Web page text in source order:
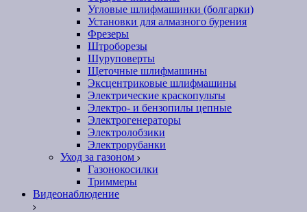
Угловые шлифмашинки (болгарки)
Установки для алмазного бурения
Фрезеры
Штроборезы
Шуруповерты
Щеточные шлифмашины
Эксцентриковые шлифмашины
Электрические краскопульты
Электро- и бензопилы цепные
Электрогенераторы
Электролобзики
Электрорубанки
Уход за газоном
Газонокосилки
Триммеры
Видеонаблюдение